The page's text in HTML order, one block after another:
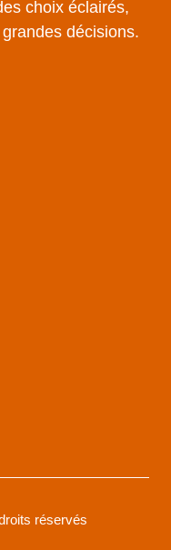
choix éclairés,
décisions.
réservés